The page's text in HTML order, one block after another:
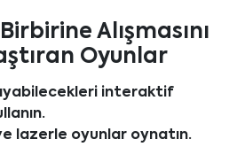
Alışmasını
Oyunlar
interaktif
lazerle oyunlar oynatın.